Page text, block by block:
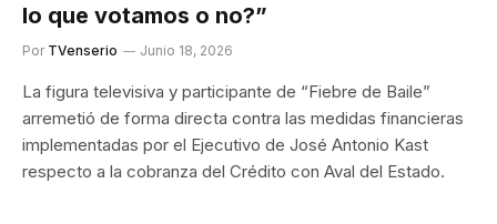
lo que votamos o no?”
Por TVenserio Junio 18, 2026
La figura televisiva y participante de “Fiebre de Baile”
arremetió de forma directa contra las medidas financieras
implementadas por el Ejecutivo de José Antonio Kast
respecto a la cobranza del Crédito con Aval del Estado.